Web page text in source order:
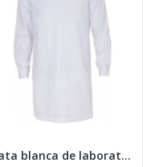
Bata blanca de laboratorio